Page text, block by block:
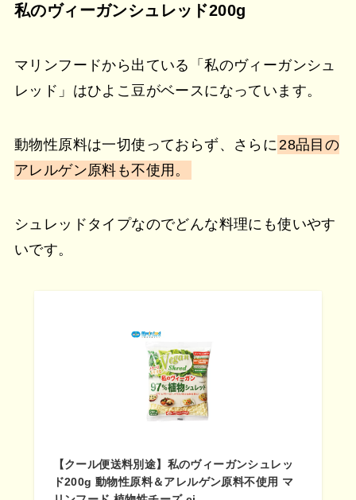
私のヴィーガンシュレッド200g
マリンフードから出ている「私のヴィーガンシュ
レッド」はひよこ豆がベースになっています。
動物性原料は一切使っておらず、さらに28品目の
アレルゲン原料も不使用。
シュレッドタイプなのでどんな料理にも使いやす
いです。
【クール便送料別途】私のヴィーガンシュレッ
ド200g 動物性原料＆アレルゲン原料不使用 マ